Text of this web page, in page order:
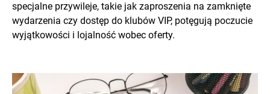
specjalne przywileje, takie jak zaproszenia na zamknięte
wydarzenia czy dostęp do klubów VIP, potęgują poczucie
wyjątkowości i lojalność wobec oferty.